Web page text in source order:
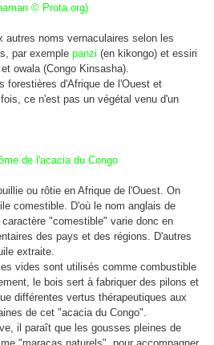
© Prota.org)
autres noms vernaculaires selon les
par exemple panzi (en kikongo) et essiri
owala (Congo Kinsasha).
forestières d'Afrique de l'Ouest et
ce n'est pas un végétal venu d'un
de l'acacia du Congo
ou rôtie en Afrique de l'Ouest. On
comestible. D'où le nom anglais de
"comestible" varie donc en
des pays et des régions. D'autres
extraite.
vides sont utilisés comme combustible
le bois sert à fabriquer des pilons et
différentes vertus thérapeutiques aux
de cet "acacia du Congo".
il paraît que les gousses pleines de